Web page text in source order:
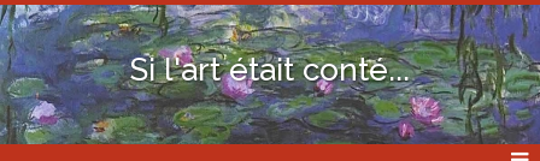
Si l'art était conté...